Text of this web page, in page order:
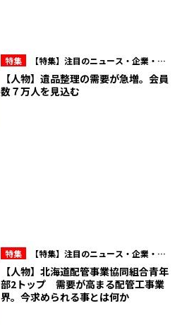
特集
【特集】注目のニュース・企業・人
物【人物】遺品整理の需要が急増。会員
数７万人を見込む
特集
【特集】注目のニュース・企業・人
物【人物】北海道配管事業協同組合青年
部2トップ 需要が高まる配管工事業
界。今求められる事とは何か